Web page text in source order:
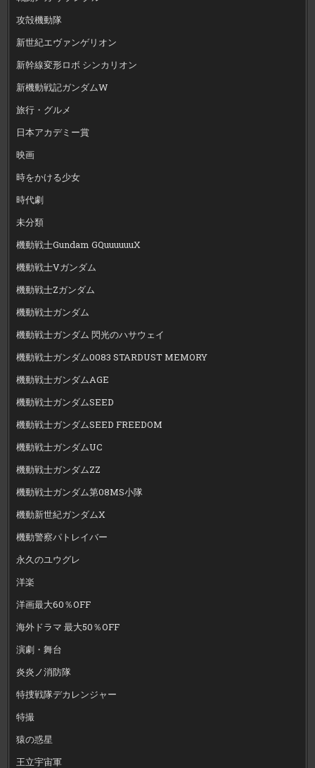
攻殻機動隊
新世紀エヴァンゲリオン
新幹線変形ロボ シンカリオン
新機動戦記ガンダムW
旅行・グルメ
日本アカデミー賞
映画
時をかける少女
時代劇
未分類
機動戦士Gundam GQuuuuuuX
機動戦士Vガンダム
機動戦士Zガンダム
機動戦士ガンダム
機動戦士ガンダム 閃光のハサウェイ
機動戦士ガンダム0083 STARDUST MEMORY
機動戦士ガンダムAGE
機動戦士ガンダムSEED
機動戦士ガンダムSEED FREEDOM
機動戦士ガンダムUC
機動戦士ガンダムZZ
機動戦士ガンダム第08MS小隊
機動新世紀ガンダムX
機動警察パトレイバー
永久のユウグレ
洋楽
洋画最大60％OFF
海外ドラマ 最大50％OFF
演劇・舞台
炎炎ノ消防隊
特捜戦隊デカレンジャー
特撮
猿の惑星
王立宇宙軍